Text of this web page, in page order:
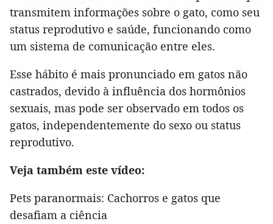
transmitem informações sobre o gato, como seu
status reprodutivo e saúde, funcionando como
um sistema de comunicação entre eles.
Esse hábito é mais pronunciado em gatos não
castrados, devido à influência dos hormônios
sexuais, mas pode ser observado em todos os
gatos, independentemente do sexo ou status
reprodutivo.
Veja também este vídeo:
Pets paranormais: Cachorros e gatos que
desafiam a ciência